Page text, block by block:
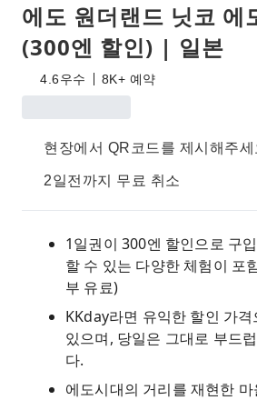
에도 원더랜드 닛코 에
(300엔 할인) | 일본
4.6우수 8K+ 예약
현장에서 QR코드를 제시해주세
2일전까지 무료 취소
1일권이 300엔 할인으로 구
할 수 있는 다양한 체험이 포
부 유료)
KKday라면 유익한 할인 가
있으며, 당일은 그대로 부드
다.
에도시대의 거리를 재현한